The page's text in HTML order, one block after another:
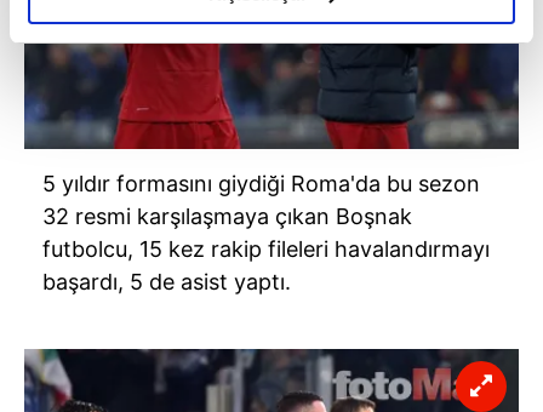
elimizden gelen çabayı gösterdiğimizi ve bu noktada,
reklamların maliyetlerimizi karşılamak noktasında tek gelir
kalemimiz olduğunu sizlere hatırlatmak isteriz.
Her halükârda, kullanıcılar, bu çerezlere izin vermedikleri
gösterilmeyecektir."
Sizlere daha iyi bir hizmet sunabilmek için İnternet
Sitemizde kendimize ve üçüncü kişilere ait çerezler
toplumu hizmetlerinin sunulması amacıyla
kullanılmaktadır. Diğer çerezler, sitemizin daha işlevsel
5 yıldır formasını giydiği Roma'da bu sezon
32 resmi karşılaşmaya çıkan Boşnak
futbolcu, 15 kez rakip fileleri havalandırmayı
başardı, 5 de asist yaptı.